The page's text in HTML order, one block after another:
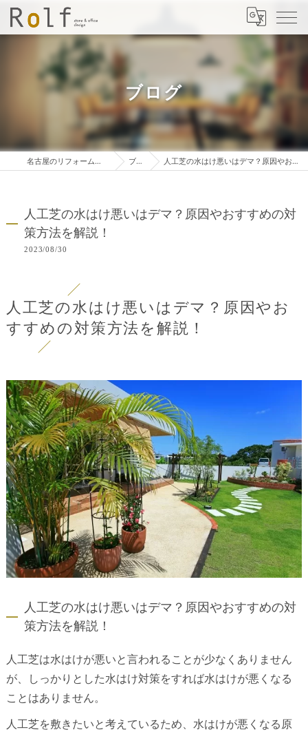
ブログ
名古屋のリフォームは株式会社ロルフ ブログ 人工芝の水はけ悪いはデマ？原因やおすすめの対策方法を解説！
人工芝の水はけ悪いはデマ？原因やおすすめの対
策方法を解説！
2023/08/30
人工芝の水はけ悪いはデマ？原因やお
すすめの対策方法を解説！
人工芝の水はけ悪いはデマ？原因やおすすめの対
策方法を解説！
人工芝は水はけが悪いと言われることが少なくありません
が、しっかりとした水はけ対策をすれば水はけが悪くなる
ことはありません。
人工芝を敷きたいと考えているため、水はけが悪くなる原